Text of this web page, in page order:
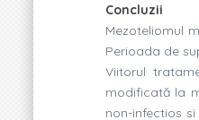
Concluzii
Mezoteliomul
Perioada de
Viitorul
modificată la
non-infectios